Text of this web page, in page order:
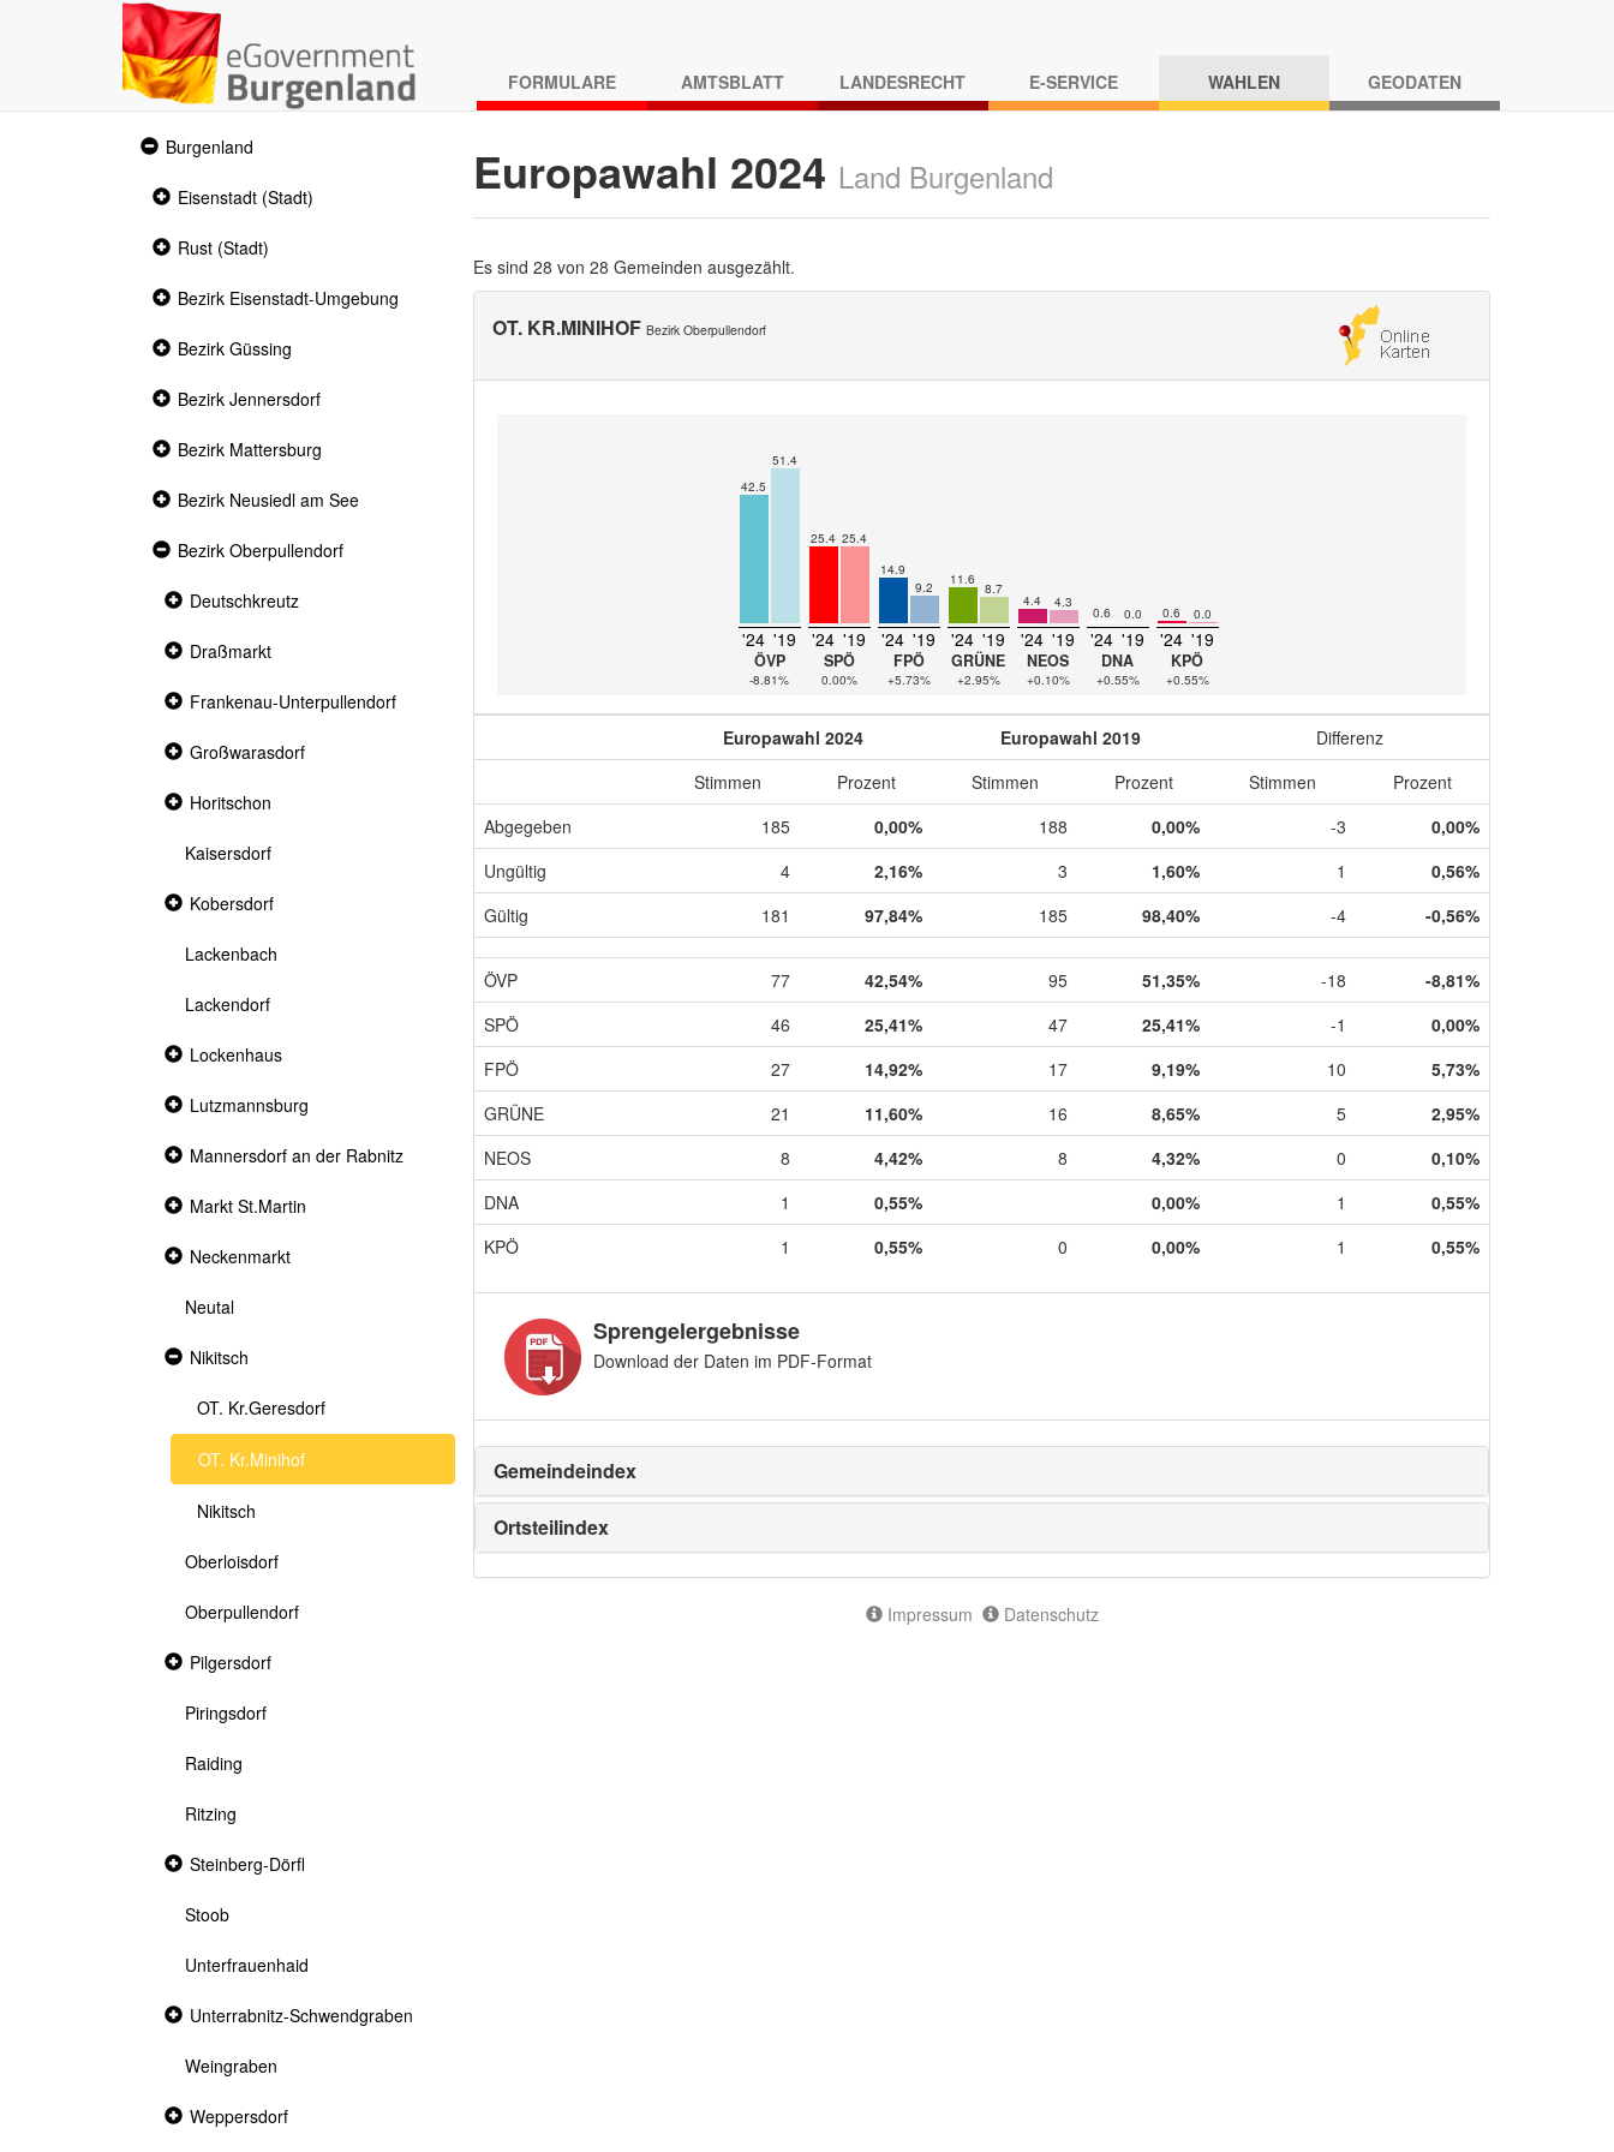
FORMULARE AMTSBLATT LANDESRECHT E-SERVICE WAHLEN GEODATEN
Expanded
section
Burgenland
Collapsed
Eisenstadt (Stadt)
Collapsed
section
Rust (Stadt)
Collapsed
Bezirk Eisenstadt-Umgebung
Collapsed
Bezirk Güssing
Collapsed
Bezirk Jennersdorf
Collapsed
Bezirk Mattersburg
Collapsed
Bezirk Neusiedl am See
Expanded
Bezirk Oberpullendorf
Collapsed
Deutschkreutz
Collapsed
Draßmarkt
Collapsed
Frankenau-Unterpullendorf
Collapsed
Großwarasdorf
Collapsed
Horitschon
Kaisersdorf
Collapsed
Kobersdorf
Lackenbach
Lackendorf
Collapsed
Lockenhaus
Collapsed
Lutzmannsburg
Collapsed
Mannersdorf an der Rabnitz
Collapsed
Markt St.Martin
Collapsed
Neckenmarkt
Neutal
Expanded
Nikitsch
OT. Kr.Geresdorf
OT. Kr.Minihof
Nikitsch
Oberloisdorf
Oberpullendorf
Collapsed
section
Pilgersdorf
Piringsdorf
Raiding
Ritzing
Collapsed
Steinberg-Dörfl
Stoob
Unterfrauenhaid
Collapsed
Unterrabnitz-Schwendgraben
Weingraben
Collapsed
section
Weppersdorf
Europawahl 2024 Land Burgenland
Es sind 28 von 28 Gemeinden ausgezählt.
OT. KR.MINIHOF Bezirk Oberpullendorf
42.5
51.4
'24 '19
ÖVP
-8.81%
25.4 25.4
'24 '19
SPÖ
0.00%
14.9
9.2
'24 '19
FPÖ
+5.73%
11.6
8.7
'24 '19
GRÜNE
+2.95%
4.4 4.3
'24 '19
NEOS
+0.10%
0.6 0.0
'24 '19
DNA
+0.55%
0.6 0.0
'24 '19
KPÖ
+0.55%
Europawahl 2024 Europawahl 2019
Differenz
Stimmen
Prozent Stimmen Prozent Stimmen
Prozent
Abgegeben
185 0,00% 188 0,00% -3
0,00%
Ungültig
4 2,16% 3 1,60% 1
0,56%
Gültig
181 97,84% 185 98,40% -4 -0,56%
ÖVP 77 42,54% 95 51,35% -18
-8,81%
SPÖ
46 25,41% 47 25,41% -1
0,00%
FPÖ
27 14,92% 17 9,19% 10
5,73%
GRÜNE
21 11,60% 16 8,65% 5
2,95%
NEOS
8 4,42% 8 4,32% 0
0,10%
DNA
1 0,55% 0,00% 1
0,55%
KPÖ
1 0,55% 0 0,00% 1 0,55%
Sprengelergebnisse
Download der Daten im PDF-Format
Gemeindeindex
Ortsteilindex
Impressum Datenschutz